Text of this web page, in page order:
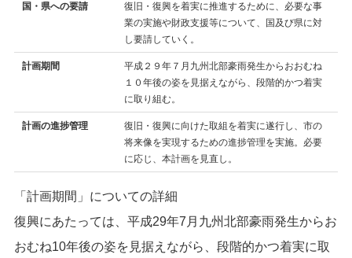
国・県への要請
復旧・復興を着実に推進するために、必要な事
業の実施や財政支援等について、国及び県に対
し要請していく。
計画期間
平成２９年７月九州北部豪雨発生からおおむね
１０年後の姿を見据えながら、段階的かつ着実
に取り組む。
計画の進捗管理
復旧・復興に向けた取組を着実に遂行し、市の
将来像を実現するための進捗管理を実施。必要
に応じ、本計画を見直し。
「計画期間」についての詳細
復興にあたっては、平成29年7月九州北部豪雨発生からお
おむね10年後の姿を見据えながら、段階的かつ着実に取